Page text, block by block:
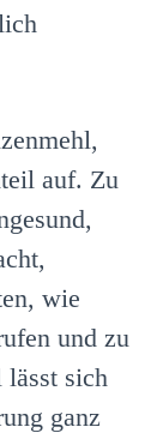
auf. Zu
wie
und zu
sich
ganz